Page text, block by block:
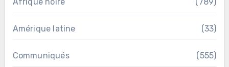
Amérique latine (33)
Communiqués (555)